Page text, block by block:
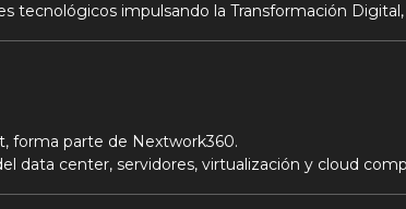
tecnológicos impulsando la Transformación
forma parte de Nextwork360.
data center, servidores, virtualización y cloud